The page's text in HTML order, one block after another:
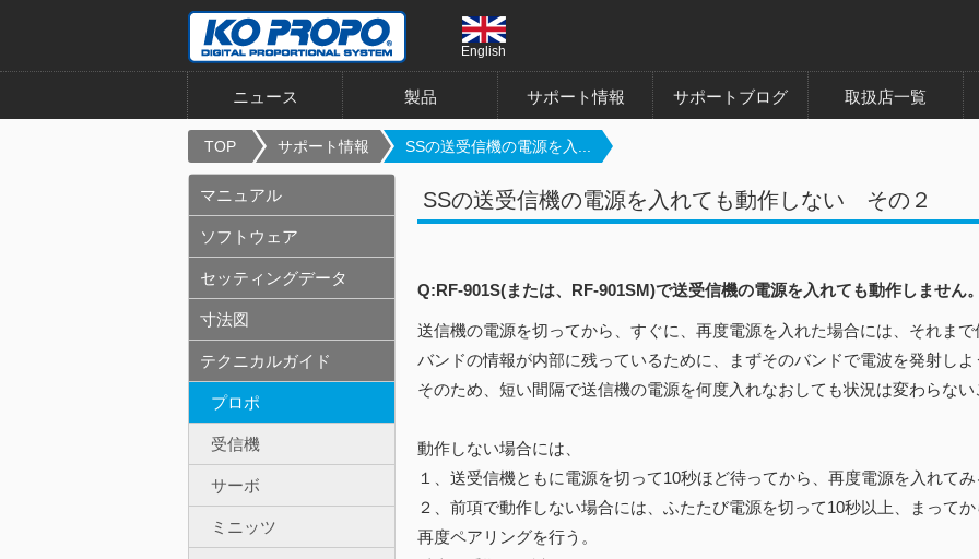
English
ニュース 製品 サポート情報 サポートブログ 取扱店一覧
TOP サポート情報 SSの送受信機の電源を入...
SSの送受信機の電源を入れても動作しない その２
Q:RF-901S(または、RF-901SM)で送受信機の電源を入れても動作しません
送信機の電源を切ってから、すぐに、再度電源を入れた場合には、それま
バンドの情報が内部に残っているために、まずそのバンドで電波を発射し
そのため、短い間隔で送信機の電源を何度入れなおしても状況は変わらな
動作しない場合には、
１、送受信機ともに電源を切って10秒ほど待ってから、再度電源を入れて
２、前項で動作しない場合には、ふたたび電源を切って10秒以上、まってか
再度ペアリングを行う。
マニュアル
ソフトウェア
セッティングデータ
寸法図
テクニカルガイド
プロポ
受信機
サーボ
ミニッツ